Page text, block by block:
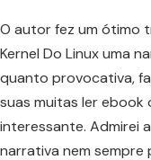
O autor fez um ótimo
Kernel Do Linux uma
quanto provocativa,
suas muitas ler ebook
interessante. Admirei
narrativa nem sempre